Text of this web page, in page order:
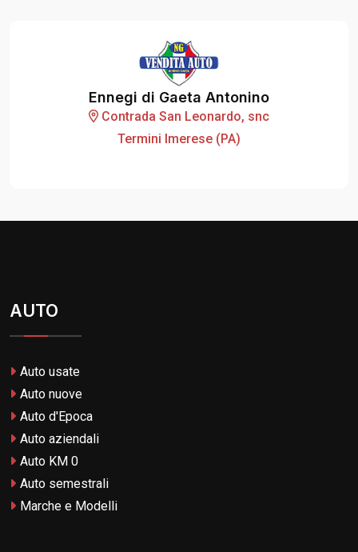
Ennegi di Gaeta Antonino
Contrada San Leonardo, snc
Termini Imerese (PA)
AUTO
Auto usate
Auto nuove
Auto d'Epoca
Auto aziendali
Auto KM 0
Auto semestrali
Marche e Modelli